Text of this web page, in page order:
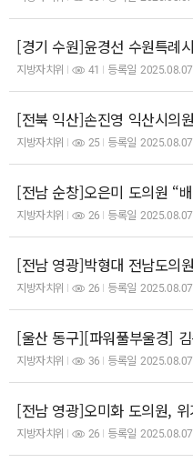
지방자치위 41 등록일 2025.08.07
지방자치위 25 등록일 2025.08.07
지방자치위 26 등록일 2025.08.07
지방자치위 26 등록일 2025.08.07
지방자치위 36 등록일 2025.08.07
지방자치위 26 등록일 2025.08.07